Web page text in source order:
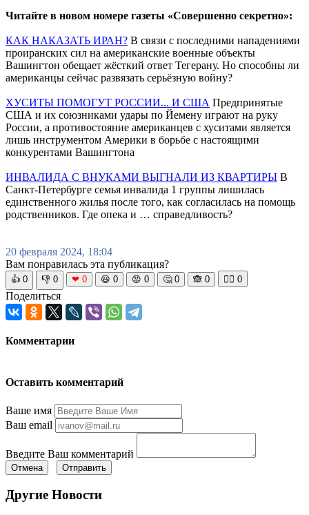
Читайте в новом номере газеты «Совершенно секретно»:
КАК НАКАЗАТЬ ИРАН? В связи с последними нападениями
проиранских сил на американские военные объекты
Вашингтон обещает жёсткий ответ Тегерану. Но способны ли
американцы сейчас развязать серьёзную войну?
ХУСИТЫ ПОМОГУТ РОССИИ... И США Предпринятые
США и их союзниками удары по Йемену играют на руку
России, а противостояние американцев с хуситами является
лишь инструментом Америки в борьбе с настоящими
конкурентами Вашингтона
ИНВАЛИДА С ВНУКАМИ ВЫГНАЛИ ИЗ КВАРТИРЫ В
Санкт-Петербурге семья инвалида 1 группы лишилась
единственного жилья после того, как согласилась на помощь
родственников. Где опека и … справедливость?
20 февраля 2024, 18:04
Вам понравилась эта публикация?
👍 0 👎 0 ❤ 0 😆 0 😡 0 🤔 0 🙈 0 🧘‍♀️ 0
Поделиться
Комментарии
Оставить комментарий
Ваше имя
Ваш email
Введите Ваш комментарий
Отмена Отправить
Другие Новости